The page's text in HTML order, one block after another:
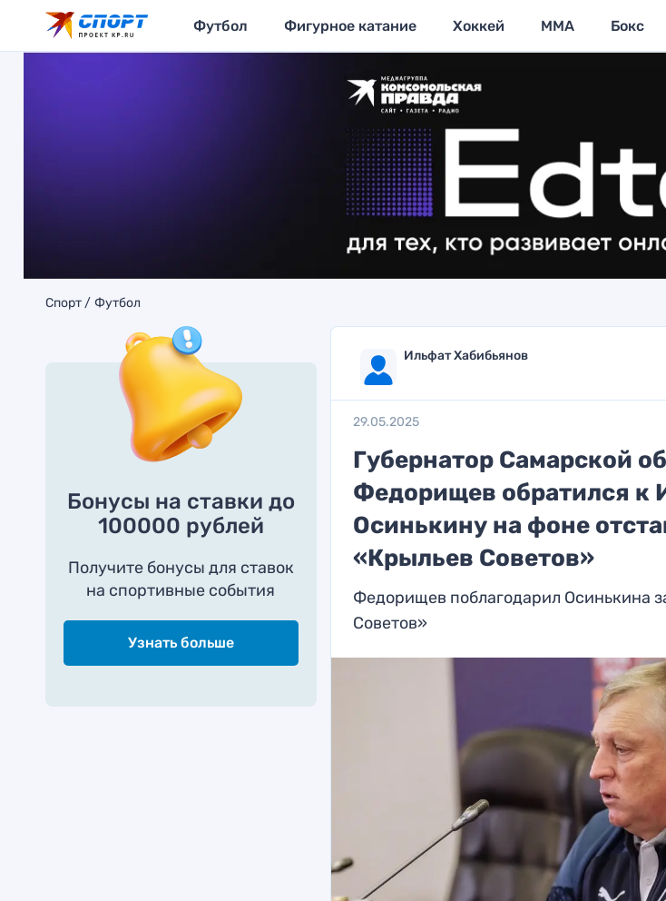
Футбол Фигурное катание Хоккей MMA Бокс
Спорт Футбол
Бонусы на ставки до
100000 рублей
Получите бонусы для ставок
на спортивные события
Узнать больше
Ильфат Хабибьянов
29.05.2025
Губернатор Самарской
Федорищев обратился к
Осинькину на фоне
«Крыльев Советов»
Федорищев поблагодарил Осинькина
Советов»